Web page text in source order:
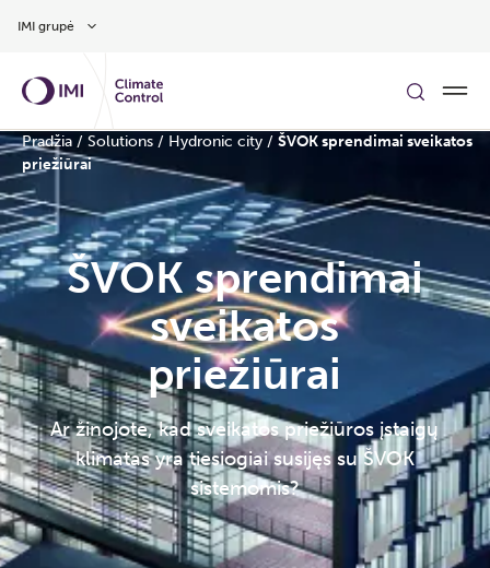
IMI grupė
Pradžia / Solutions / Hydronic city / ŠVOK sprendimai sveikatos
priežiūrai
ŠVOK sprendimai
sveikatos
priežiūrai
Ar žinojote, kad sveikatos priežiūros įstaigų
klimatas yra tiesiogiai susijęs su ŠVOK
sistemomis?